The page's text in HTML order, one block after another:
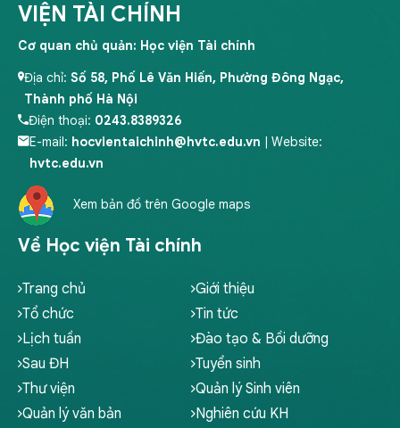
Về Học viện Tài chính
Trang chủ
Giới thiệu
Tổ chức
Tin tức
Lịch tuần
Đào tạo & Bồi dưỡng
Sau ĐH
Tuyển sinh
Thư viện
Quản lý Sinh viên
Quản lý văn bản
Nghiên cứu KH
VIỆN TÀI CHÍNH
Cơ quan chủ quản: Học viện Tài chính
Địa chỉ: Số 58, Phố Lê Văn Hiến, Phường Đông Ngạc,
Thành phố Hà Nội
Điện thoại: 0243.8389326
E-mail: hocvientaichinh@hvtc.edu.vn
| Website:
hvtc.edu.vn
Xem bản đồ trên Google maps